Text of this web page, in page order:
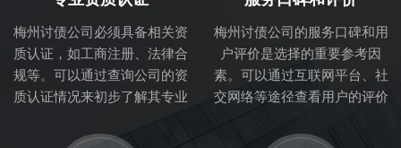
梅州讨债公司必须具备相关资
质认证，如工商注册、法律合
规等。可以通过查询公司的资
质认证情况来初步了解其专业
梅州讨债公司的服务口碑和用
户评价是选择的重要参考因
素。可以通过互联网平台、社
交网络等途径查看用户的评价
服务质量。